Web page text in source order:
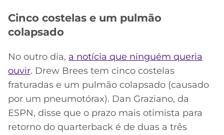
Cinco costelas e um pulmão
colapsado
No outro dia, a notícia que ninguém queria
ouvir. Drew Brees tem cinco costelas
fraturadas e um pulmão colapsado (causado
por um pneumotórax). Dan Graziano, da
ESPN, disse que o prazo mais otimista para
retorno do quarterback é de duas a três